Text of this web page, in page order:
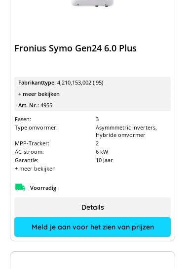
Fronius Symo Gen24 6.0 Plus
Fabrikanttype: 4,210,153,002 (,95)
+ meer bekijken
Art. Nr.: 4955
Fasen:
3
Type omvormer:
Asymmmetric inverters,
Hybride omvormer
MPP-Tracker:
2
AC-stroom:
6 kW
Garantie:
10 Jaar
+ meer bekijken
Voorradig
Meld je aan voor het zien van prijzen
Details